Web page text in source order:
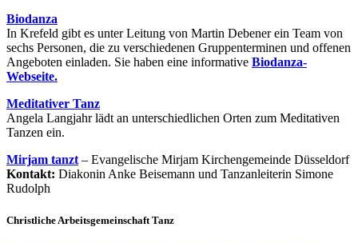
Biodanza
In Krefeld gibt es unter Leitung von Martin Debener ein Team von
sechs Personen, die zu verschiedenen Gruppenterminen und offenen
Angeboten einladen. Sie haben eine informative Biodanza-
Webseite.
Meditativer Tanz
Angela Langjahr lädt an unterschiedlichen Orten zum Meditativen
Tanzen ein.
Mirjam tanzt – Evangelische Mirjam Kirchengemeinde Düsseldorf
Kontakt: Diakonin Anke Beisemann und Tanzanleiterin Simone
Rudolph
Christliche Arbeitsgemeinschaft Tanz